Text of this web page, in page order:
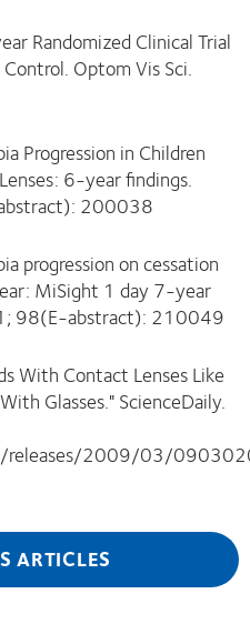
Randomized Clinical Trial
Optom Vis Sci.
Progression in Children
6-year findings.
200038
progression on cessation
MiSight 1 day 7-year
98(E-abstract): 210049
With Contact Lenses Like
Glasses."ScienceDaily.
releases/2009/03/
ARTICLES